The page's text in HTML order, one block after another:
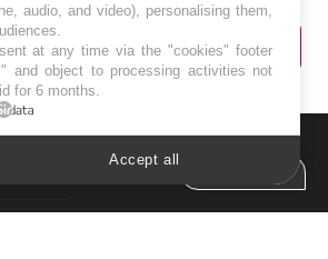
audio, and video), personalising them,
at any time via the "cookies" footer
and object to processing activities not
for 6 months.
Accept all